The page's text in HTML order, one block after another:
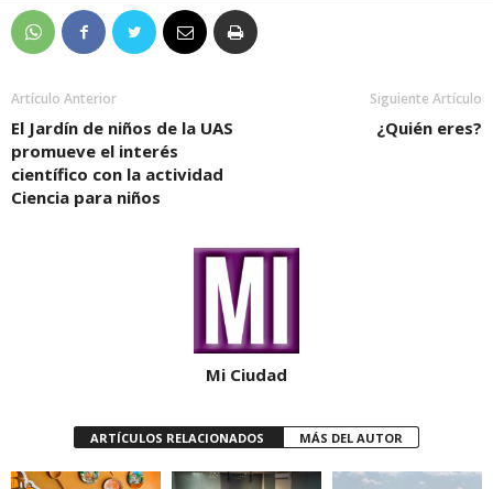
Artículo Anterior
El Jardín de niños de la UAS
promueve el interés
científico con la actividad
Ciencia para niños
Siguiente Artículo
¿Quién eres?
Mi Ciudad
ARTÍCULOS RELACIONADOS MÁS DEL AUTOR